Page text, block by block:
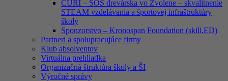
CURI – SOŠ drevárska vo Zvolene – skvalitnenie
STEAM vzdelávania a športovej infraštruktúry
školy
Sponzorstvo – Kronospan Foundation (skill.ED)
Partneri a spolupracujúce firmy
Klub absolventov
Virtuálna prehliadka
Organizačná štruktúra školy a ŠI
Výročné správy